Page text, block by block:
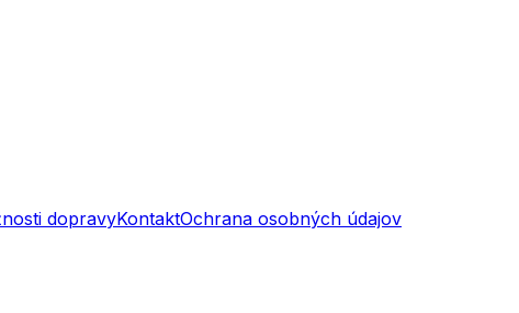
dopravyKontaktOchrana osobných údajov